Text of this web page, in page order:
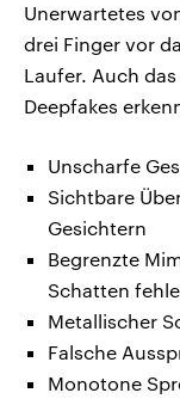
Unerwartetes
drei Finger vor
Laufer. Auch
Deepfakes
Unscharfe
Sichtbare
Gesichtern
Begrenzte
Schatten
Metallischer
Falsche
Monotone